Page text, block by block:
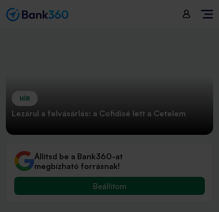
HÍR
Lezárul a felvásárlás: a Cofidisé lett a Cetelem
Állítsd be a Bank360-at
megbízható forrásnak!
Beállítom